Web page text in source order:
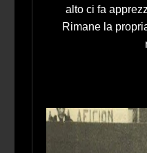
alto ci fa
Rimane la